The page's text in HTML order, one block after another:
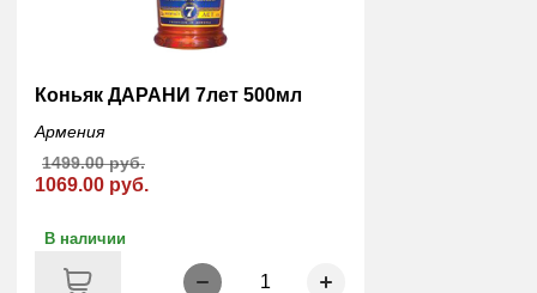
Коньяк ДАРАНИ 7лет 500мл
Армения
1069.00 руб.
1499.00 руб.
В наличии
1